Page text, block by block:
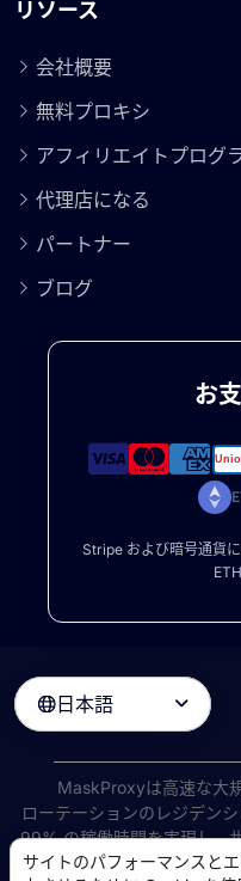
リソース
会社概要
無料プロキシ
アフィリエイトプログ
代理店になる
パートナー
ブログ
お
Stripe および暗号通貨
日本語 
MaskProxyは高速な大
ローテーションのレジデン
99% の稼働時間を実現し、
サイトのパフォーマンスと